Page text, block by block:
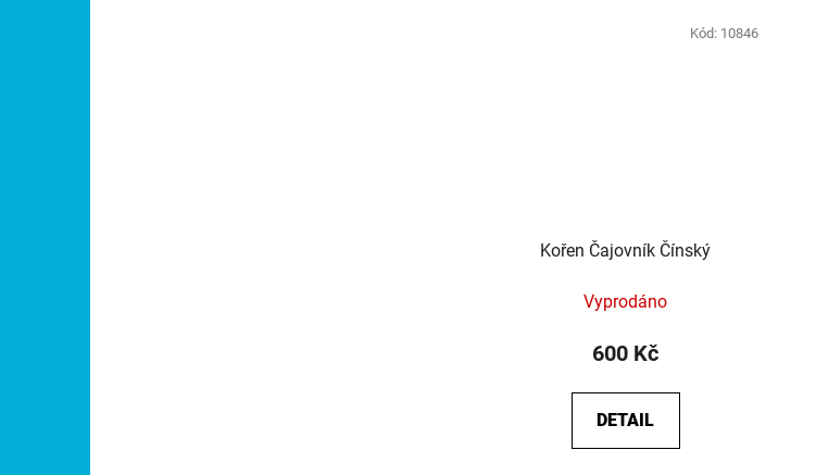
Kořen Čajovník Čínský
Vyprodáno
600 Kč
DETAIL
Kód: 10846